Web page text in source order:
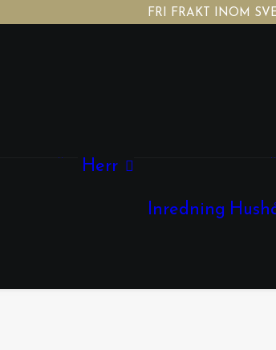
FRI FRAKT INOM
Herr
Glasögon
Inredning